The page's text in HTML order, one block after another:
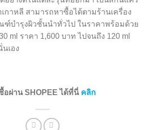
กาหลี สามารถหาซื้อได้ตามร้านเครื่อง
ฑ์บำรุงผิวชั้นนำทั่วไป ในราคาพร้อมด้วย
ml ราคา 1,600 บาท ไปจนถึง 120 ml
เอง
อผ่าน SHOPEE ได้ที่นี่ คลิก